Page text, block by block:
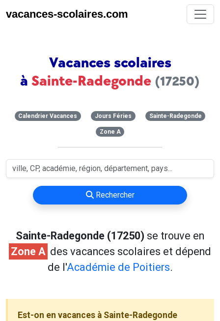
vacances-scolaires.com
Vacances scolaires
à Sainte-Radegonde (17250)
Calendrier Vacances Jours Féries Sainte-Radegonde
Zone A
Rechercher
Sainte-Radegonde (17250) se trouve en
Zone A des vacances scolaires et dépend
de l'Académie de Poitiers.
Est-on en vacances à Sainte-Radegonde